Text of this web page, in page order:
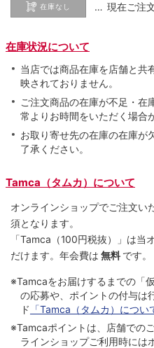
在庫なし … 現在ご注
在庫状況について
当店では商品在庫を店舗と共
映されておりません。
ご注文商品の在庫が不足・在
常よりお時間をいただく場合
お取り寄せ先の在庫の在庫が
了承ください。
Tamca（タムカ）について
オンラインショップでご注⽂い
須となります。
「Tamca （100円税抜）
」は当
だけます。 年会費は 無料 です。
※Tamcaをお届けするまでの「
の応募や、ポイントの付与は
ド 「Tamca（タムカ）につい
※Tamcaポイントは、店舗での
ラインショップご利用時には